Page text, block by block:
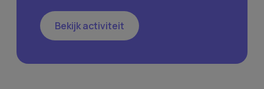
Bekijk activiteit